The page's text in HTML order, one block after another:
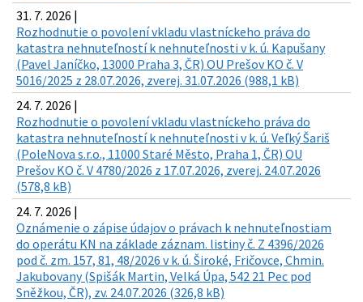
31. 7. 2026 |
Rozhodnutie o povolení vkladu vlastníckeho práva do
katastra nehnuteľností k nehnuteľnosti v k. ú. Kapušany
(Pavel Janíčko, 13000 Praha 3, ČR) OU Prešov KO č. V
5016/2025 z 28.07.2026, zverej. 31.07.2026 (988,1 kB)
24. 7. 2026 |
Rozhodnutie o povolení vkladu vlastníckeho práva do
katastra nehnuteľností k nehnuteľnosti v k. ú. Veľký Šariš
(PoleNova s.r.o., 11000 Staré Město, Praha 1, ČR) OU
Prešov KO č. V 4780/2026 z 17.07.2026, zverej. 24.07.2026
(578,8 kB)
24. 7. 2026 |
Oznámenie o zápise údajov o právach k nehnuteľnostiam
do operátu KN na základe záznam. listiny č. Z 4396/2026
pod č. zm. 157, 81, 48/2026 v k. ú. Široké, Fričovce, Chmin.
Jakubovany (Spišák Martin, Velká Úpa, 542 21 Pec pod
Sněžkou, ČR), zv. 24.07.2026 (326,8 kB)